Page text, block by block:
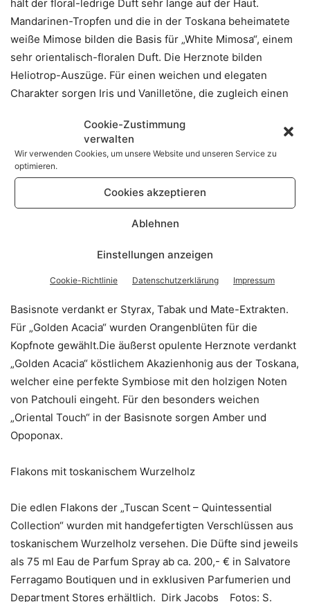
Cookie-Zustimmung
verwalten
Wir verwenden Cookies, um unsere Website und unseren Service zu
optimieren.
Cookies akzeptieren
Ablehnen
Einstellungen anzeigen
Cookie-Richtlinie Datenschutzerklärung Impressum
hält der floral-ledrige Duft sehr lange auf der Haut.
Mandarinen-Tropfen und die in der Toskana beheimatete
weiße Mimose bilden die Basis für „White Mimosa“, einem
sehr orientalisch-floralen Duft. Die Herznote bilden
Heliotrop-Auszüge. Für einen weichen und elegaten
Charakter sorgen Iris und Vanilletöne, die zugleich einen
„Golden Acacia“ und „Incense Suede“
Das Spiel mit Holz und Leder faszinierte den Parfumeur
Fabrice Pellegrin schon seit längerer Zeit und so schuf er
für Ferragamo mit „Incense Suede“ ebenfalls einen
pinkfarbener Pfeffer bildet die Kopfnote, gefolgt von
Basisnote verdankt er Styrax, Tabak und Mate-Extrakten.
Für „Golden Acacia“ wurden Orangenblüten für die
Kopfnote gewählt.Die äußerst opulente Herznote verdankt
„Golden Acacia“ köstlichem Akazienhonig aus der Toskana,
welcher eine perfekte Symbiose mit den holzigen Noten
von Patchouli eingeht. Für den besonders weichen
„Oriental Touch“ in der Basisnote sorgen Amber und
Opoponax.
Flakons mit toskanischem Wurzelholz
Die edlen Flakons der „Tuscan Scent – Quintessential
Collection“ wurden mit handgefertigten Verschlüssen aus
toskanischem Wurzelholz versehen. Die Düfte sind jeweils
als 75 ml Eau de Parfum Spray ab ca. 200,- € in Salvatore
Ferragamo Boutiquen und in exklusiven Parfumerien und
Department Stores erhältlich. Dirk Jacobs Fotos: S.